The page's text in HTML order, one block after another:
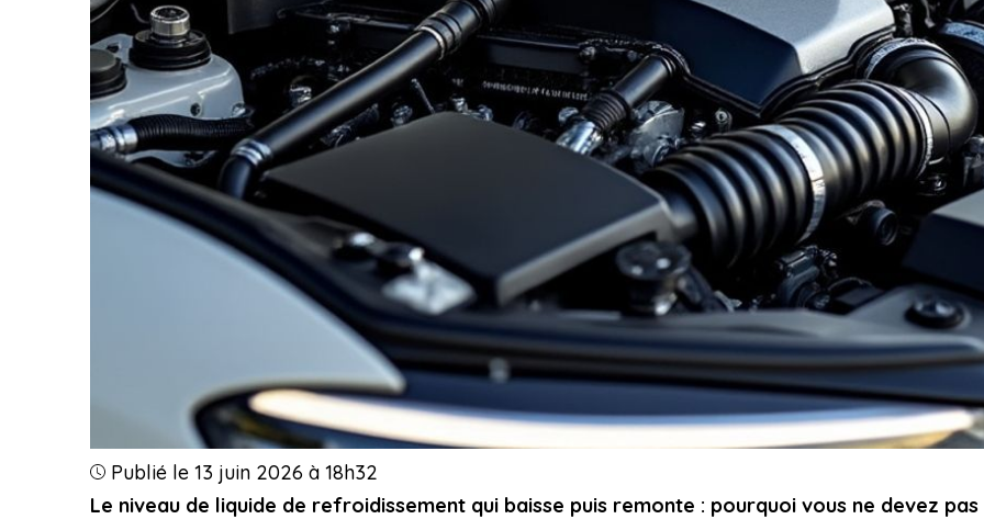
Le niveau de liquide de refroidissement qui baisse puis remonte : pourquoi vous ne devez
Publié le 13 juin 2026 à 18h32